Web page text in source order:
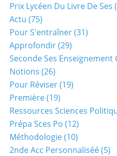
Prix Lycéen Du Livre De Ses
Actu (75)
Pour S'entraîner(31)
Approfondir(29)
Seconde Ses Enseignement
Notions (26)
Pour Réviser(19)
Première(19)
Ressources Sciences
Prépa Sces Po (12)
Méthodologie(10)
2nde Acc Personnaliséé(5)